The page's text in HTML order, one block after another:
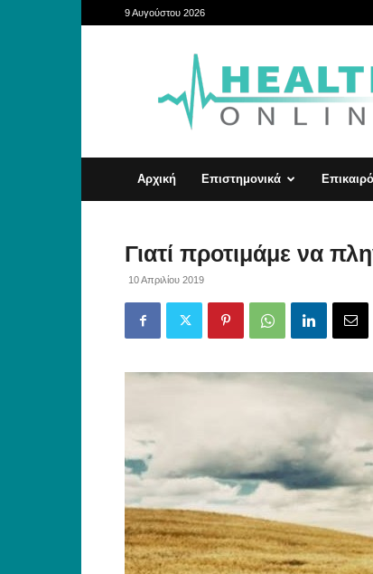
9 Αυγούστου 2026
HealthOnline
Αρχική Επιστημονικά
Γιατί προτιμάμε να
10 Απριλίου 2019